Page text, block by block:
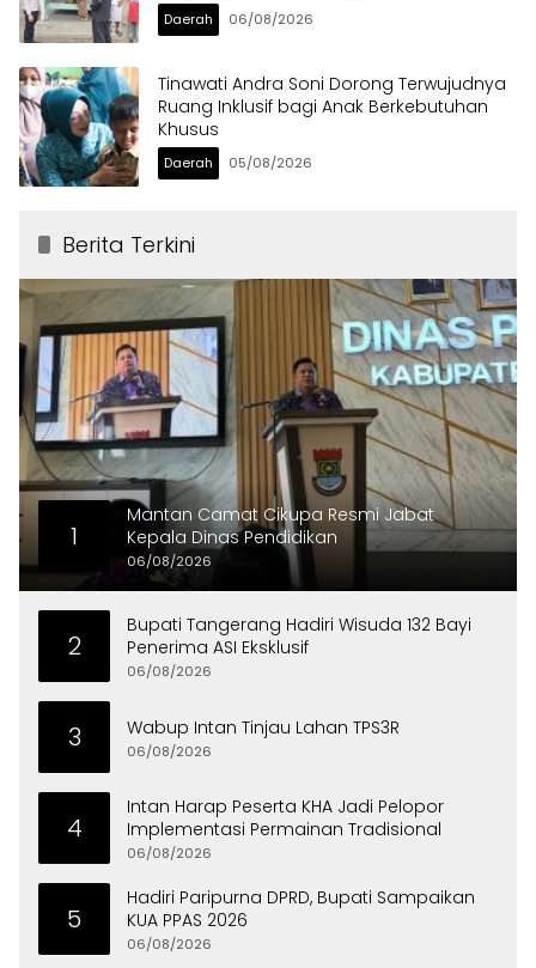
Daerah 06/08/2026
Tinawati Andra Soni Dorong Terwujudnya
Ruang Inklusif bagi Anak Berkebutuhan
Khusus
Daerah 05/08/2026
Berita Terkini
1
Mantan Camat Cikupa Resmi Jabat
Kepala Dinas Pendidikan
06/08/2026
2
Bupati Tangerang Hadiri Wisuda 132 Bayi
Penerima ASI Eksklusif
06/08/2026
3 Wabup Intan Tinjau Lahan TPS3R
06/08/2026
4
Intan Harap Peserta KHA Jadi Pelopor
Implementasi Permainan Tradisional
06/08/2026
5
Hadiri Paripurna DPRD, Bupati Sampaikan
KUA PPAS 2026
06/08/2026